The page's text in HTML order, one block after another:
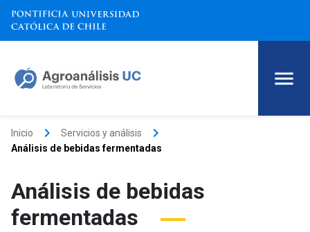
Inicio keyboard_arrow_right Servicios y análisis keyboard_arrow_right
Análisis de bebidas fermentadas
Análisis de bebidas
fermentadas